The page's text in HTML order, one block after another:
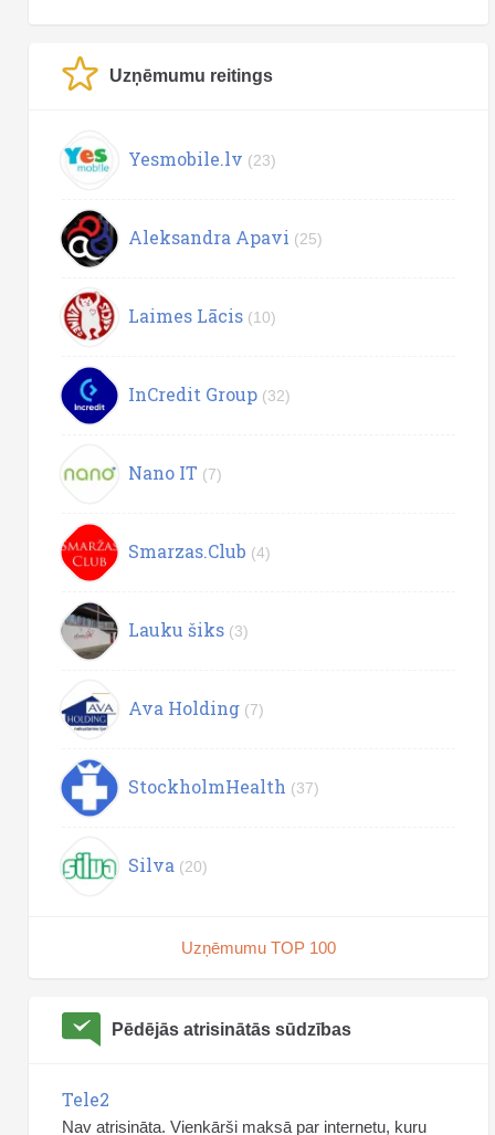
Uzņēmumu reitings
Yesmobile.lv (23)
Aleksandra Apavi (25)
Laimes Lācis (10)
InCredit Group (32)
Nano IT (7)
Smarzas.Club (4)
Lauku šiks (3)
Ava Holding (7)
StockholmHealth (37)
Silva (20)
Uzņēmumu TOP 100
Pēdējās atrisinātās sūdzības
Tele2
Nav atrisināta. Vienkārši maksā par internetu, kuru